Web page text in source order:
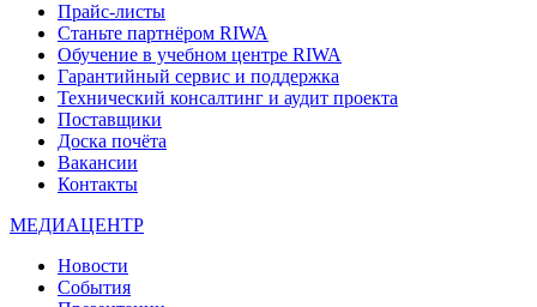
Прайс-листы
Станьте партнёром RIWA
Обучение в учебном центре RIWA
Гарантийный сервис и поддержка
Технический консалтинг и аудит проекта
Поставщики
Доска почёта
Вакансии
Контакты
МЕДИАЦЕНТР
Новости
События